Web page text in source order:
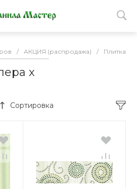
/ АКЦИЯ (распродажа) / Плитка
х
Сортировка